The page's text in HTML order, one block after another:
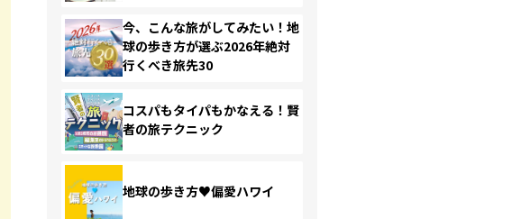
今、こんな旅がしてみたい！地
球の歩き方が選ぶ2026年絶対
行くべき旅先30
コスパもタイパもかなえる！賢
者の旅テクニック
地球の歩き方♥偏愛ハワイ